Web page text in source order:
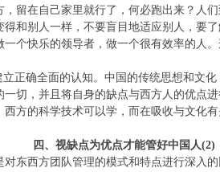
留在自己家里就行了，何必跑出来？人
和别人一样，不要盲目地适应别人，要了
个快乐的领导者，做一个很有效率的人
正确全面的认知。中国的传统思想和文
切，并且将自身的缺点与西方人的优点
方的科学技术可以学，而在吸收与文化
四、视缺点为优点才能管好中国人(2)
东西方团队管理的模式和特点进行深入